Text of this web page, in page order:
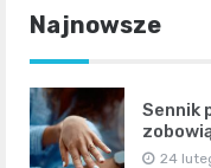
Najnowsze
Sennik
24